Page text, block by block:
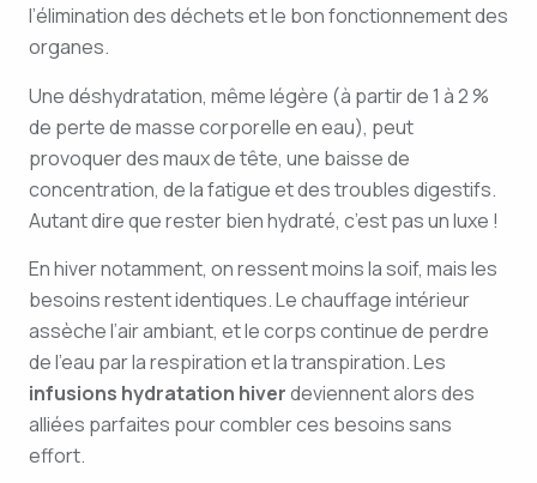
l’élimination des déchets et le bon fonctionnement des
organes.
Une déshydratation, même légère (à partir de 1 à 2 %
de perte de masse corporelle en eau), peut
provoquer des maux de tête, une baisse de
concentration, de la fatigue et des troubles digestifs.
Autant dire que rester bien hydraté, c’est pas un luxe !
En hiver notamment, on ressent moins la soif, mais les
besoins restent identiques. Le chauffage intérieur
assèche l’air ambiant, et le corps continue de perdre
de l’eau par la respiration et la transpiration. Les
infusions hydratation hiverdeviennent alors des
alliées parfaites pour combler ces besoins sans
effort.